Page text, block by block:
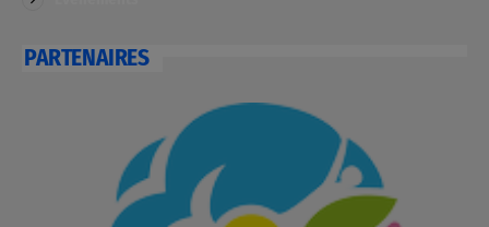
PARTENAIRES